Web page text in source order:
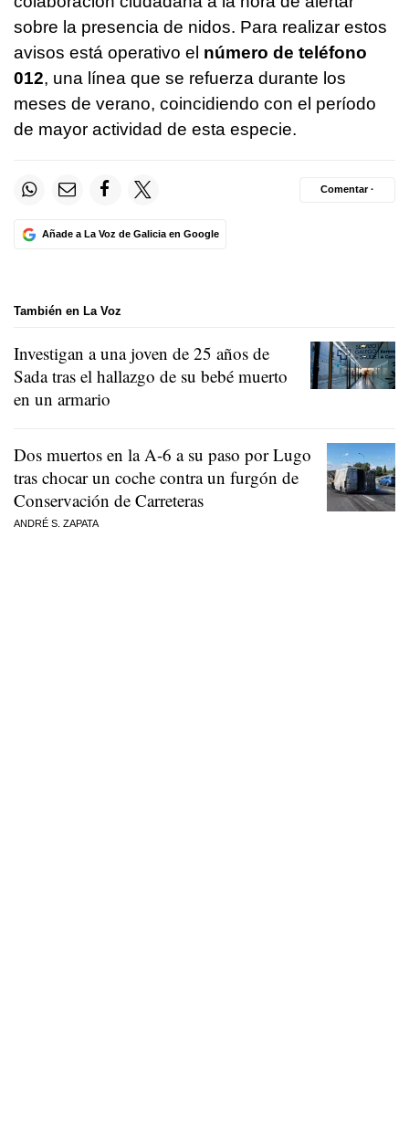
sobre la presencia de nidos. Para realizar estos
avisos está operativo el número de teléfono
012, una línea que se refuerza durante los
meses de verano, coincidiendo con el período
de mayor actividad de esta especie.
Añade a La Voz de Galicia en Google
Comentar ·
También en La Voz
Investigan a una joven de 25 años de
Sada tras el hallazgo de su bebé muerto
en un armario
Dos muertos en la A-6 a su paso por Lugo
tras chocar un coche contra un furgón de
Conservación de Carreteras
ANDRÉ S. ZAPATA